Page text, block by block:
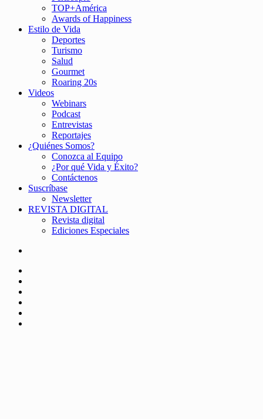
TOP+América
Awards of Happiness
Estilo de Vida
Deportes
Turismo
Salud
Gourmet
Roaring 20s
Videos
Webinars
Podcast
Entrevistas
Reportajes
¿Quiénes Somos?
Conozca al Equipo
¿Por qué Vida y Éxito?
Contáctenos
Suscríbase
Newsletter
REVISTA DIGITAL
Revista digital
Ediciones Especiales